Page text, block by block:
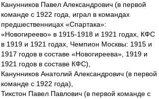
Канунников Павел Александрович (в первой
команде с 1922 года, играл в командах
предшественницах «Спартака»:
«Новогиреево» в 1915-1918 и 1921 годах, КФС
в 1919 и 1921 годах, Чемпион Москвы: 1915 и
1917 годов в составе «Новогиреева», 1919 и
1921 годов в составе КФС),
Канунников Анатолий Александрович (в первой
команде с 1922 года),
Тикстон Павел Павлович (в первой команде с